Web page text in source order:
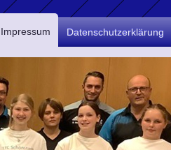
Impressum Datenschutzerklärung